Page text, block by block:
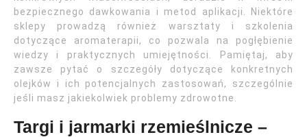
bezpiecznego dawkowania i metod aplikacji. Niektóre
sklepy prowadzą również warsztaty i szkolenia
dotyczące aromaterapii, co pozwala na pogłębienie
wiedzy i praktycznych umiejętności. Pamiętaj, aby
zawsze pytać o szczegóły dotyczące konkretnych
olejków i ich potencjalnych zastosowań, szczególnie
jeśli masz jakiekolwiek problemy zdrowotne.
Targi i jarmarki rzemieślnicze –